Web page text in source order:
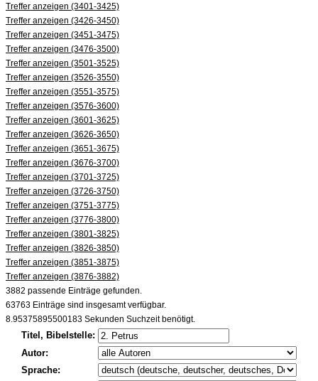
Treffer anzeigen (3401-3425)
Treffer anzeigen (3426-3450)
Treffer anzeigen (3451-3475)
Treffer anzeigen (3476-3500)
Treffer anzeigen (3501-3525)
Treffer anzeigen (3526-3550)
Treffer anzeigen (3551-3575)
Treffer anzeigen (3576-3600)
Treffer anzeigen (3601-3625)
Treffer anzeigen (3626-3650)
Treffer anzeigen (3651-3675)
Treffer anzeigen (3676-3700)
Treffer anzeigen (3701-3725)
Treffer anzeigen (3726-3750)
Treffer anzeigen (3751-3775)
Treffer anzeigen (3776-3800)
Treffer anzeigen (3801-3825)
Treffer anzeigen (3826-3850)
Treffer anzeigen (3851-3875)
Treffer anzeigen (3876-3882)
3882 passende Einträge gefunden.
63763 Einträge sind insgesamt verfügbar.
8.95375895500183 Sekunden Suchzeit benötigt.
Titel, Bibelstelle:
Autor:
Sprache: